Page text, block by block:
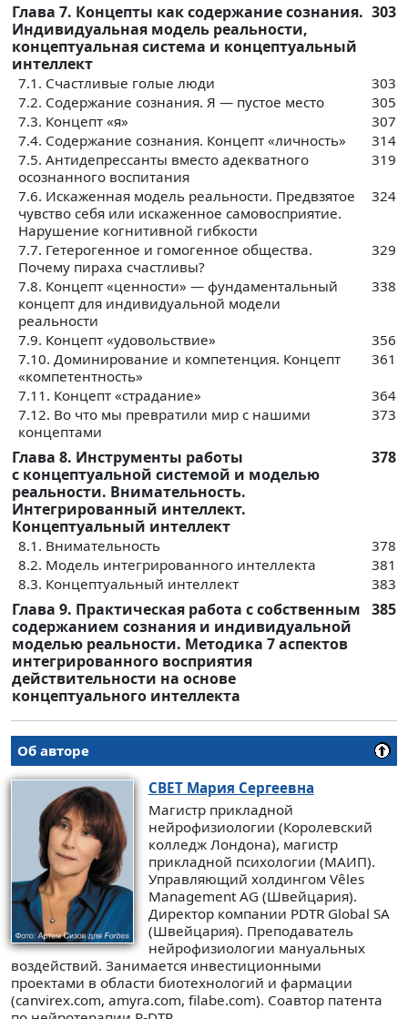
Глава 7. Концепты как содержание сознания.
Индивидуальная модель реальности,
концептуальная система и концептуальный
интеллект
303
7.1. Счастливые голые люди
303
7.2. Содержание сознания. Я — пустое место
305
7.3. Концепт «я»
307
7.4. Содержание сознания. Концепт «личность»
314
7.5. Антидепрессанты вместо адекватного
осознанного воспитания
319
7.6. Искаженная модель реальности. Предвзятое
чувство себя или искаженное самовосприятие.
Нарушение когнитивной гибкости
324
7.7. Гетерогенное и гомогенное общества.
Почему пираха счастливы?
329
7.8. Концепт «ценности» — фундаментальный
концепт для индивидуальной модели
реальности
338
7.9. Концепт «удовольствие»
356
7.10. Доминирование и компетенция. Концепт
«компетентность»
361
7.11. Концепт «страдание»
364
7.12. Во что мы превратили мир с нашими
концептами
373
Глава 8. Инструменты работы
с концептуальной системой и моделью
реальности. Внимательность.
Интегрированный интеллект.
Концептуальный интеллект
378
8.1. Внимательность
378
8.2. Модель интегрированного интеллекта
381
8.3. Концептуальный интеллект
383
Глава 9. Практическая работа с собственным
содержанием сознания и индивидуальной
моделью реальности. Методика 7 аспектов
интегрированного восприятия
действительности на основе
концептуального интеллекта
385
Об авторе
СВЕТМария Сергеевна
Магистр прикладной
нейрофизиологии (Королевский
колледж Лондона), магистр
прикладной психологии (МАИП).
Управляющий холдингом Vêles
Management AG (Швейцария).
Директор компании PDTR Global SA
(Швейцария). Преподаватель
нейрофизиологии мануальных
воздействий. Занимается инвестиционными
проектами в области биотехнологий и фармации
(canvirex.com, amyra.com, filabe.com). Соавтор патента